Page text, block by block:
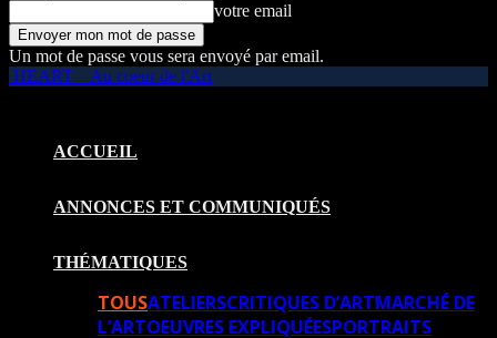
votre email
Un mot de passe vous sera envoyé par email.
HEART – Au coeur de l'Art
ACCUEIL
ANNONCES ET COMMUNIQUÉS
THÉMATIQUES
TOUSATELIERSCRITIQUES D’ARTMARCHÉ DE
L’ARTOEUVRES EXPLIQUÉESPORTRAITS